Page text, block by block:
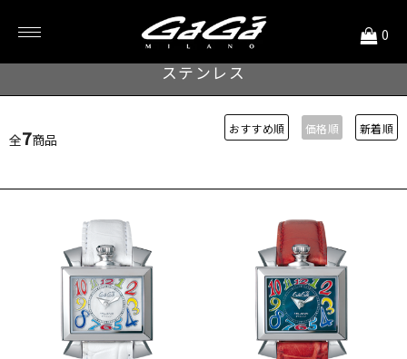
0
NAPOLEONE LADY
ステンレス
全7商品
おすすめ順 価格順 新着順